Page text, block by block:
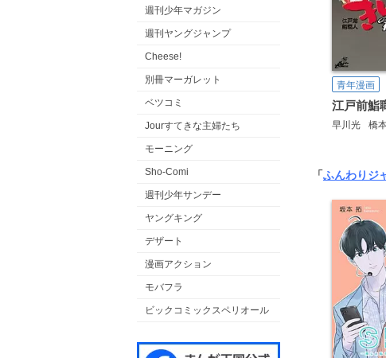
週刊少年マガジン
週刊ヤングジャンプ
Cheese!
別冊マーガレット
ベツコミ
Jourすてきな主婦たち
モーニング
Sho-Comi
週刊少年サンデー
ヤングキング
デザート
漫画アクション
モバフラ
ビックコミックスペリオール
青年漫画
早川光 橋
「ふんわりジ